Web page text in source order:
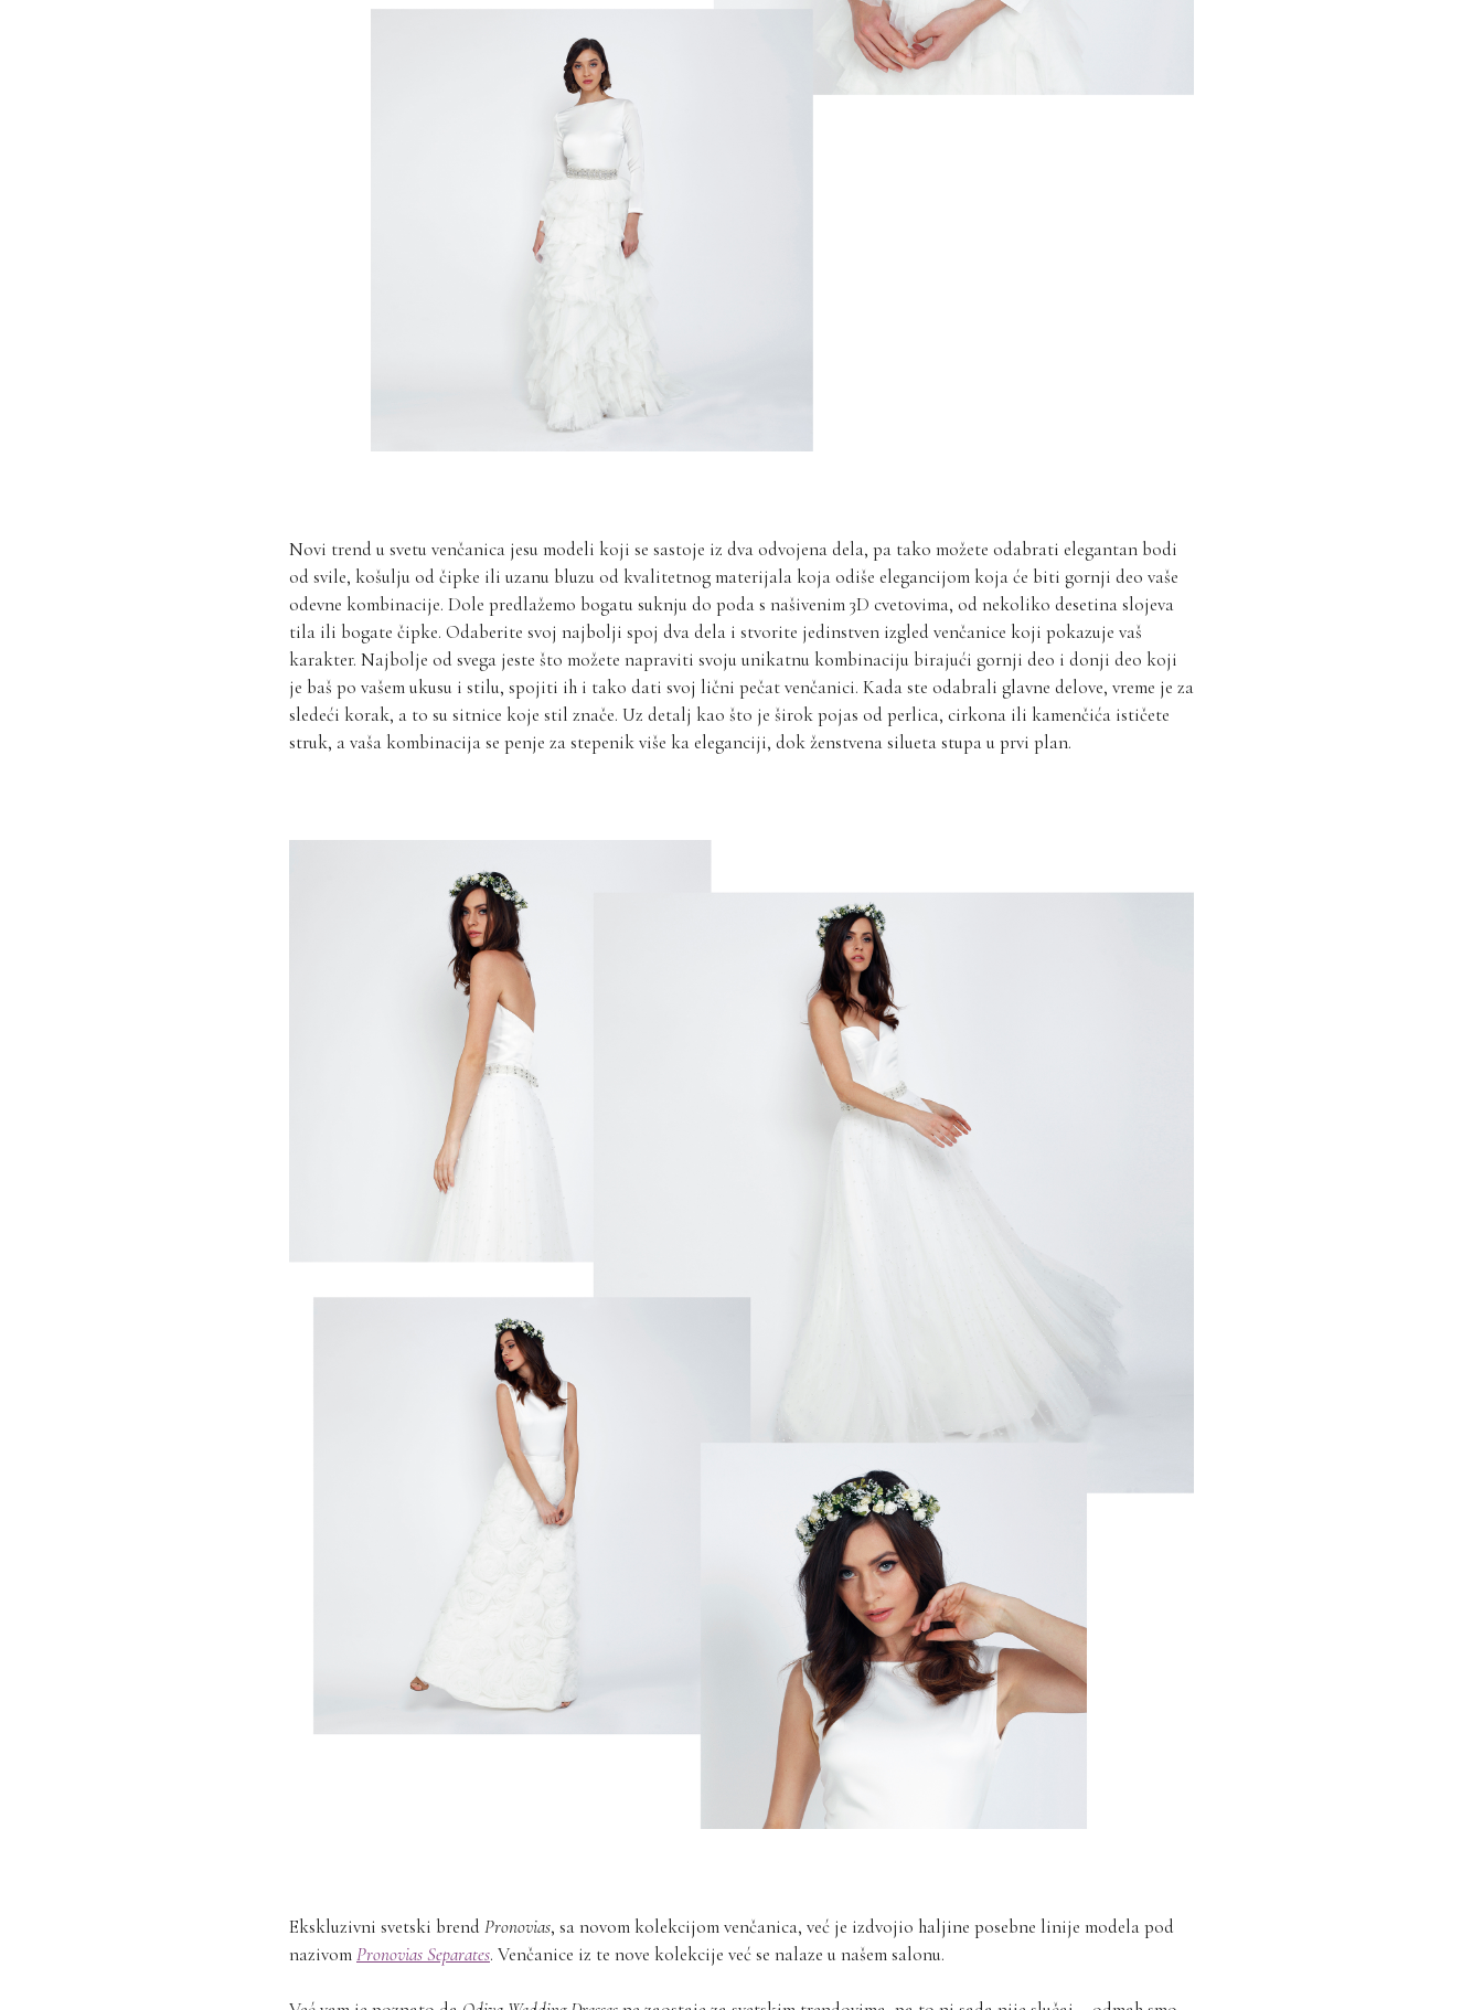
Novi trend u svetu venčanica jesu modeli koji se sastoje iz dva odvojena dela, pa tako možete odabrati elegantan bodi
od svile, košulju od čipke ili uzanu bluzu od kvalitetnog materijala koja odiše elegancijom koja će biti gornji deo vaše
odevne kombinacije. Dole predlažemo bogatu suknju do poda s našivenim 3D cvetovima, od nekoliko desetina slojeva
tila ili bogate čipke. Odaberite svoj najbolji spoj dva dela i stvorite jedinstven izgled venčanice koji pokazuje vaš
karakter. Najbolje od svega jeste što možete napraviti svoju unikatnu kombinaciju birajući gornji deo i donji deo koji
je baš po vašem ukusu i stilu, spojiti ih i tako dati svoj lični pečat venčanici. Kada ste odabrali glavne delove, vreme je za
sledeći korak, a to su sitnice koje stil znače. Uz detalj kao što je širok pojas od perlica, cirkona ili kamenčića ističete
struk, a vaša kombinacija se penje za stepenik više ka eleganciji, dok ženstvena silueta stupa u prvi plan.
Ekskluzivni svetski brend Pronovias, sa novom kolekcijom venčanica, već je izdvojio haljine posebne linije modela pod
nazivomPronovias Separates. Venčanice iz te nove kolekcije već se nalaze u našem salonu.